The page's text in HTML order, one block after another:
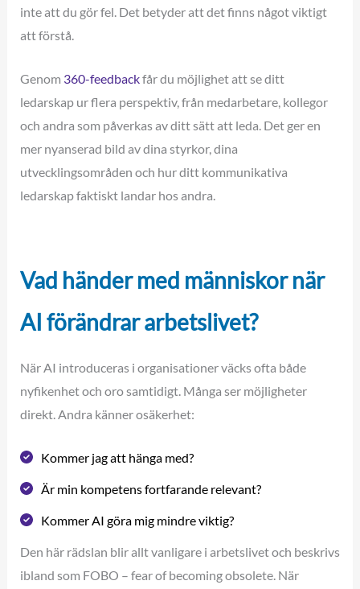
inte att du gör fel. Det betyder att det finns något viktigt
att förstå.
Genom 360-feedbackfår du möjlighet att se ditt
ledarskap ur flera perspektiv, från medarbetare, kollegor
och andra som påverkas av ditt sätt att leda. Det ger en
mer nyanserad bild av dina styrkor, dina
utvecklingsområden och hur ditt kommunikativa
ledarskap faktiskt landar hos andra.
Vad händer med människor när
AI förändrar arbetslivet?
När AI introduceras i organisationer väcks ofta både
nyfikenhet och oro samtidigt. Många ser möjligheter
direkt. Andra känner osäkerhet:
Kommer jag att hänga med?
Är min kompetens fortfarande relevant?
Kommer AI göra mig mindre viktig?
Den här rädslan blir allt vanligare i arbetslivet och beskrivs
ibland som FOBO – fear of becoming obsolete. När